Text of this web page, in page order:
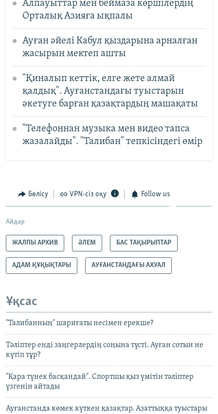
Алпауыттар мен беймаза көршілердің
Орталық Азияға ықпалы
Ауған әйелі Кабул қыздарына арналған
жасырын мектеп ашты
"Қиналып кеттік, елге жете алмай
қалдық". Ауғанстандағы туыстарын
әкетуге барған қазақтардың машақаты
"Телефоннан музыка мен видео тапса
жазалайды". "Талибан" тепкісіндегі өмір
Бөлісу VPN-сіз оқу Follow us
Айдар
ЖАЛПЫ АРХИВ ӘЛЕМ БАС ТАҚЫРЫПТАР
АДАМ ҚҰҚЫҚТАРЫ АУҒАНСТАНДАҒЫ АХУАЛ
Ұқсас
"Талибанның" шариғаты несімен ерекше?
Тәліптер енді заңгерлердің соңына түсті. Ауған сотын не
күтіп тұр?
"Қара түнек басқандай". Спортшы қыз үмітін тәліптер
үзгенін айтады
Ауғанстанда көмек күткен қазақтар. Азаттыққа туыстары